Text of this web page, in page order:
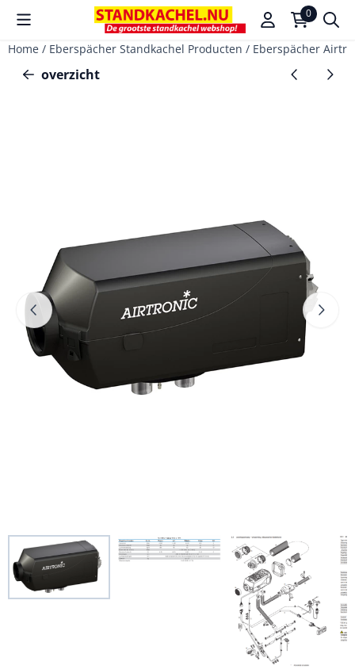
Cookievoorkeuren zijn beschikbaar. Kies instellingen of sta
0
Home / Eberspächer Standkachel Producten / Eberspächer
overzicht